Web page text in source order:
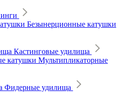
Безынерционные катушки
Кастинговые удилища
Мультипликаторные
Фидерные удилища